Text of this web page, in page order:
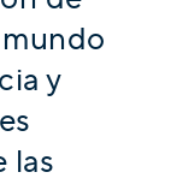
y
las